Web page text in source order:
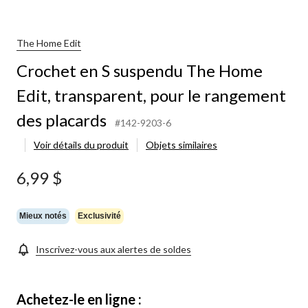
The Home Edit
Crochet en S suspendu The Home
Edit, transparent, pour le rangement
des placards
#142-9203-6
Voir détails du produit
Objets similaires
6,99 $
Mieux notés Exclusivité
Inscrivez-vous aux alertes de soldes
Achetez-le en ligne :